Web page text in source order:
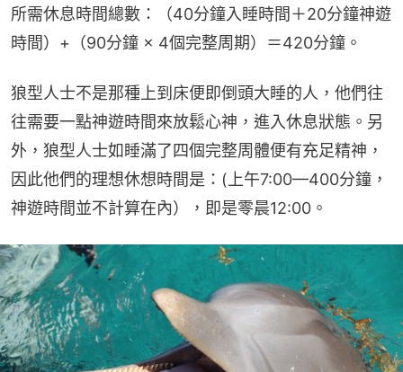
所需休息時間總數：（40分鐘入睡時間＋20分鐘神遊
時間）+（90分鐘 × 4個完整周期）＝420分鐘。
狼型人士不是那種上到床便即倒頭大睡的人，他們往
往需要一點神遊時間來放鬆心神，進入休息狀態。另
外，狼型人士如睡滿了四個完整周體便有充足精神，
因此他們的理想休想時間是：(上午7:00—400分鐘，
神遊時間並不計算在內），即是零晨12:00。